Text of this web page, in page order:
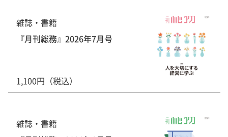
雑誌・書籍
『月刊総務』2026年7月号
1,100円（税込）
雑誌・書籍